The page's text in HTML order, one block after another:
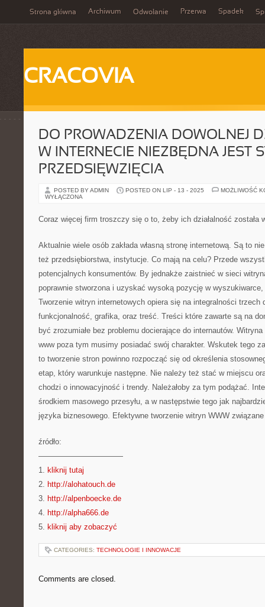
Strona główna Archiwum Odwołanie Przerwa Spadek
CRACOVIA
DO PROWADZENIA DOWOLNEJ
W INTERNECIE NIEZBĘDNA JEST
PRZEDSIĘWZIĘCIA
POSTED BY ADMIN POSTED ON LIP - 13 - 2025
MOŻLIWOŚĆ
WYŁĄCZONA
Coraz więcej firm troszczy się o to, żeby ich działalność została
Aktualnie wiele osób zakłada własną stronę internetową. Są to
też przedsiębiorstwa, instytucje. Co mają na celu? Przede
potencjalnych konsumentów. By jednakże zaistnieć w sieci
poprawnie stworzona i uzyskać wysoką pozycję w
Tworzenie witryn internetowych opiera się na integralności trzech
funkcjonalność, grafika, oraz treść. Treści które zawarte są na
być zrozumiałe bez problemu docierające do internautów.
www poza tym musimy posiadać swój charakter. Wskutek tego
to tworzenie stron powinno rozpocząć się od określenia
etap, który warunkuje następne. Nie należy też stać w miejscu
chodzi o innowacyjność i trendy. Należałoby za tym podążać.
środkiem masowego przesyłu, a w następstwie tego jak
języka biznesowego. Efektywne tworzenie witryn WWW
źródło:
———————————
1. kliknij tutaj
2. http://alohatouch.de
3. http://alpenboecke.de
4. http://alpha666.de
5. kliknij aby zobaczyć
CATEGORIES: TECHNOLOGIE I INNOWACJE
Comments are closed.